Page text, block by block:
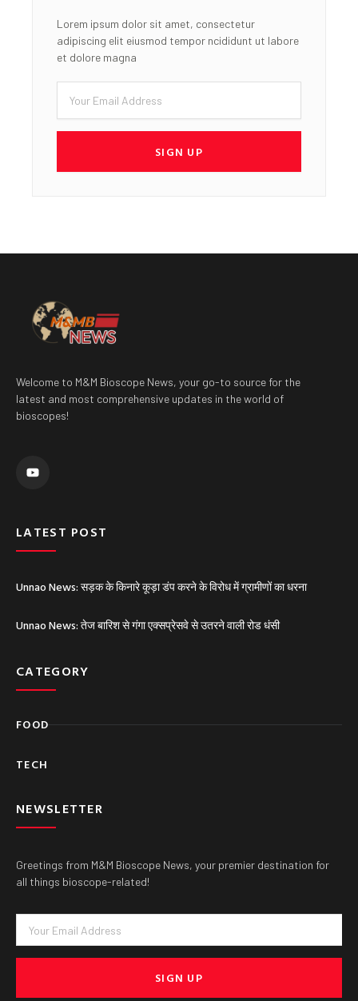
Lorem ipsum dolor sit amet, consectetur
adipiscing elit eiusmod tempor ncididunt ut labore
et dolore magna
Email
SIGN UP
Welcome to M&M Bioscope News, your go-to source for the
latest and most comprehensive updates in the world of
bioscopes!
u
LATEST POST
Unnao News: सड़क के किनारे कूड़ा डंप करने के विरोध में ग्रामीणों का धरना
Unnao News: तेज बारिश से गंगा एक्सप्रेसवे से उतरने वाली रोड धंसी
CATEGORY
FOOD
TECH
NEWSLETTER
Greetings from M&M Bioscope News, your premier destination for
all things bioscope-related!
Email
SIGN UP